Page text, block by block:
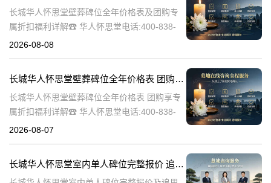
长城华人怀思堂壁葬碑位全年价格表及团购专
属折扣福利详解☎ 华人怀思堂电话:400-838-
5063随着社会的发展和人们观念的转变，越来
2026-08-08
长城华人怀思堂壁葬碑位全年价格表 团购享专属折扣福利详解
长城华人怀思堂壁葬碑位全年价格表 团购享专
属折扣福利详解☎ 华人怀思堂电话:400-838-
5063随着社会的发展和人们观念的变化，越来
2026-08-07
长城华人怀思堂室内单人碑位完整报价 追思厅使用费用减免详解